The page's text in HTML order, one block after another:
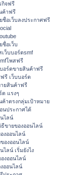
กิจฟรี
ค้าฟรี
ชื่อเว็บลงประกาศฟรี
ชื่อเว็บ
ว็บบอร์ดsmf
โพสฟรี
อร์ดขายสินค้าฟรี
รี เว็บบอร์ด
ยสินค้าฟรี
ด แรงๆ
าตรงกลุ่มเป้าหมาย
นประกาศได้
ไลน์
ขายของออนไลน์
งออนไลน์
องออนไลน์
ไลน์ เริ่มยังไง
งออนไลน์
ออนไลน์